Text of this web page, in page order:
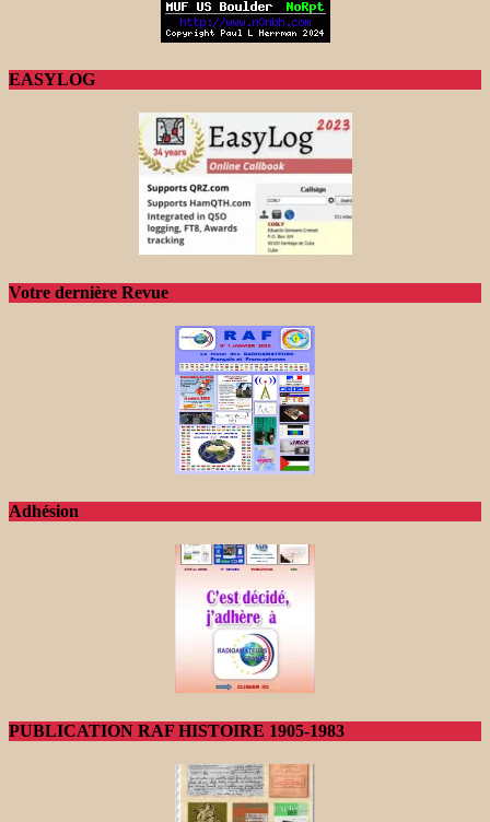
EASYLOG
Votre dernière Revue
Adhésion
PUBLICATION RAF HISTOIRE 1905-1983